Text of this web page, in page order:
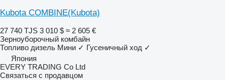
Kubota COMBINE(Kubota)
27 740 TJS 3 010 $ ≈ 2 605 €
Зерноуборочный комбайн
Топливо дизель Мини ✓ Гусеничный ход ✓
Япония
EVERY TRADING Co Ltd
Связаться с продавцом